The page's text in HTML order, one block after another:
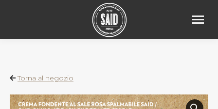
Torna al negozio